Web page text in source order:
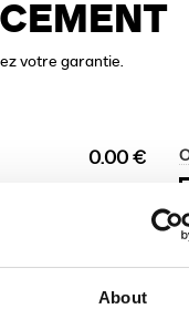
About
votre garantie.
0.00 €